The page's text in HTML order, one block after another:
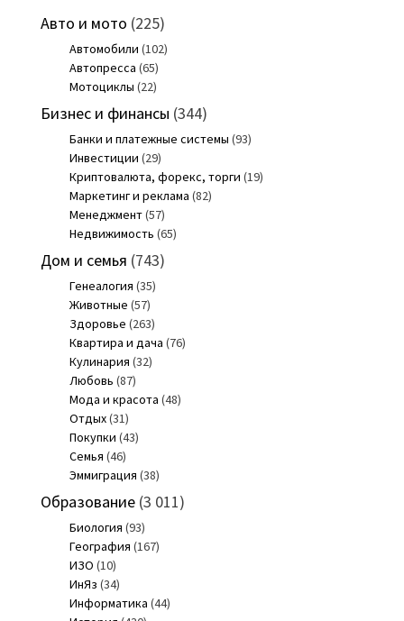
Авто и мото (225)
Автомобили (102)
Автопресса (65)
Мотоциклы (22)
Бизнес и финансы (344)
Банки и платежные системы (93)
Инвестиции (29)
Криптовалюта, форекс, торги (19)
Маркетинг и реклама (82)
Менеджмент(57)
Недвижимость (65)
Дом и семья (743)
Генеалогия (35)
Животные (57)
Здоровье (263)
Квартира и дача (76)
Кулинария (32)
Любовь (87)
Мода и красота (48)
Отдых(31)
Покупки (43)
Семья (46)
Эммиграция (38)
Образование(3 011)
Биология (93)
География (167)
ИЗО (10)
ИнЯз (34)
Информатика (44)